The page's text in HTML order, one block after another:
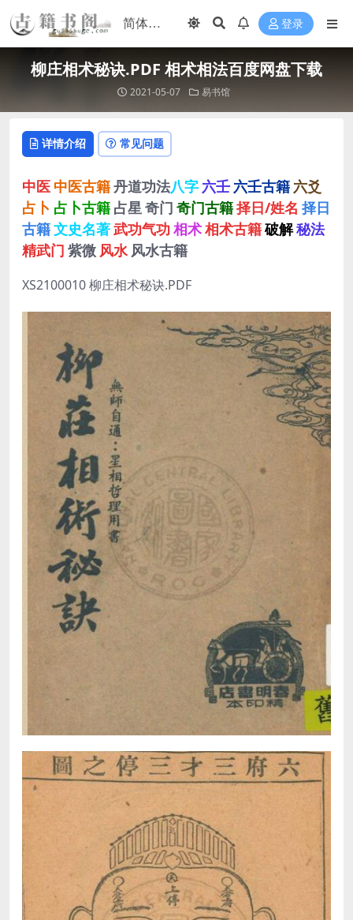
登录
柳庄相术秘诀.PDF 相术相法百度网盘下载
2021-05-07 易书馆
详情介绍 常见问题
中医 中医古籍丹道功法八字 六壬 六壬古籍 六爻
占卜 占卜古籍 占星 奇门 奇门古籍择日/姓名 择日
古籍文史名著武功气功 相术相术古籍破解秘法
精武门 紫微 风水 风水古籍
XS2100010 柳庄相术秘诀.PDF